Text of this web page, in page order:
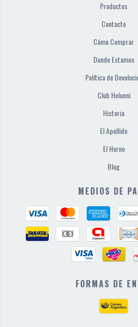
Productos
Contacto
Cómo Comprar
Donde Estamos
Política de
Club Helueni
Historia
El Apellido
El Horno
Blog
MEDIOS DE
FORMAS DE